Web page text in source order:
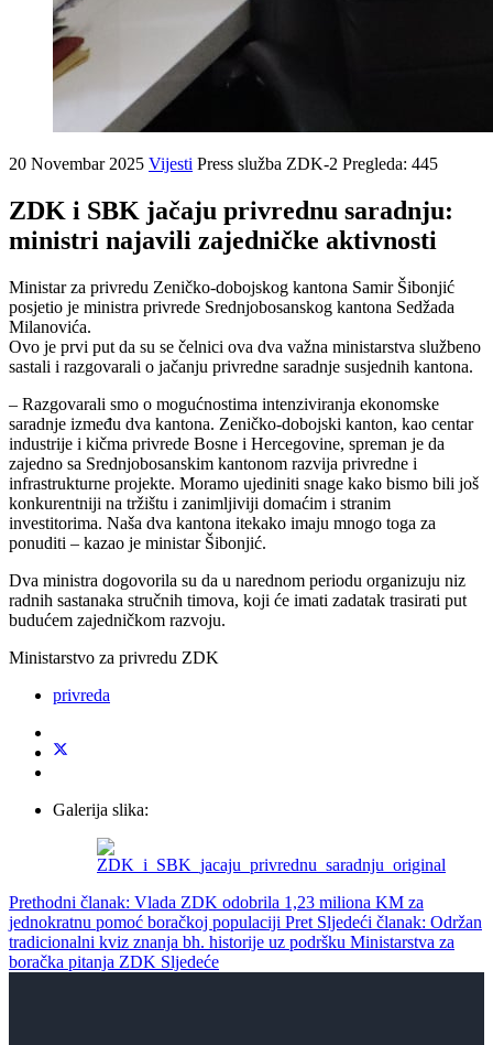
20 Novembar 2025 Vijesti Press služba ZDK-2 Pregleda: 445
ZDK i SBK jačaju privrednu saradnju:
ministri najavili zajedničke aktivnosti
Ministar za privredu Zeničko-dobojskog kantona Samir Šibonjić
posjetio je ministra privrede Srednjobosanskog kantona Sedžada
Milanovića.
Ovo je prvi put da su se čelnici ova dva važna ministarstva službeno
sastali i razgovarali o jačanju privredne saradnje susjednih kantona.
– Razgovarali smo o mogućnostima intenziviranja ekonomske
saradnje između dva kantona. Zeničko-dobojski kanton, kao centar
industrije i kičma privrede Bosne i Hercegovine, spreman je da
zajedno sa Srednjobosanskim kantonom razvija privredne i
infrastrukturne projekte. Moramo ujediniti snage kako bismo bili još
konkurentniji na tržištu i zanimljiviji domaćim i stranim
investitorima. Naša dva kantona itekako imaju mnogo toga za
ponuditi – kazao je ministar Šibonjić.
Dva ministra dogovorila su da u narednom periodu organizuju niz
radnih sastanaka stručnih timova, koji će imati zadatak trasirati put
budućem zajedničkom razvoju.
Ministarstvo za privredu ZDK
privreda
Galerija slika:
Prethodni članak: Vlada ZDK odobrila 1,23 miliona KM za
jednokratnu pomoć boračkoj populaciji Pret Sljedeći članak: Održan
tradicionalni kviz znanja bh. historije uz podršku Ministarstva za
boračka pitanja ZDK Sljedeće